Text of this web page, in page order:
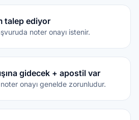
talep ediyor
noter onayı istenir.
gidecek + apostil var
onayı genelde zorunludur.